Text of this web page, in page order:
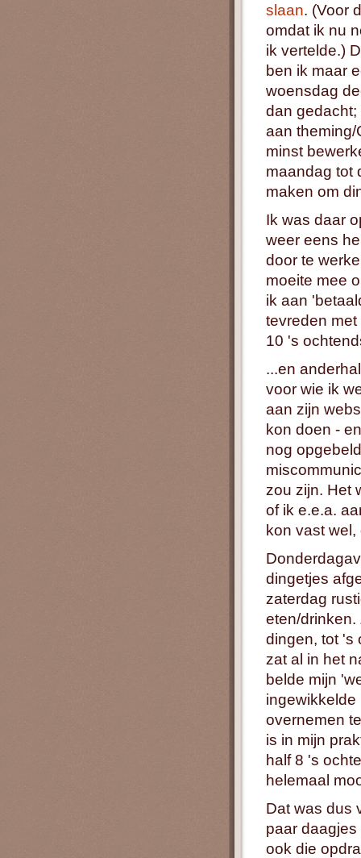
slaan. (Voor
omdat ik nu
ik vertelde.)
ben ik maar
woensdag
dan
aan theming/
minst
maandag tot
maken om
Ik was daar
weer eens
door te
moeite mee
ik aan
tevreden
10 's
...en
voor wie ik
aan zijn
kon doen -
nog
zou zijn. Het
of ik e.e.a.
kon vast
dingetjes
zaterdag
eten/
dingen, tot 's
zat al in het
belde mijn
ingewikkelde
overnemen
is in mijn
half 8 's
helemaal
Dat was dus
paar
ook die